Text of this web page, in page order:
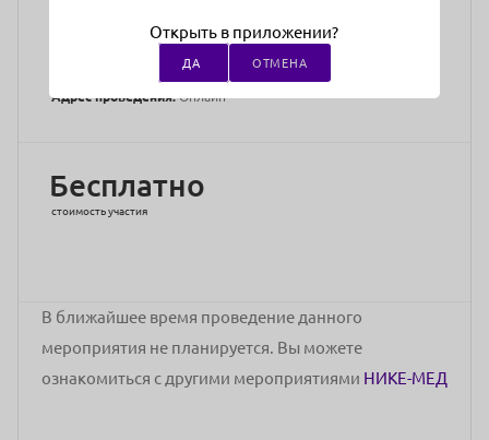
сертифицированный специалист по IV-терапии. Финалист
конкурса Doctor Star 2023
Адрес проведения:Онлайн
Бесплатно
стоимость участия
В ближайшее время проведение данного
мероприятия не планируется. Вы можете
ознакомиться с другими мероприятиями НИКЕ-МЕД
Открыть в приложении?
ДА ОТМЕНА